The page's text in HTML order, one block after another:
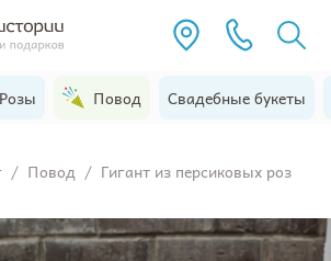
Розы Повод Свадебные букеты
/ Повод / Гигант из персиковых роз